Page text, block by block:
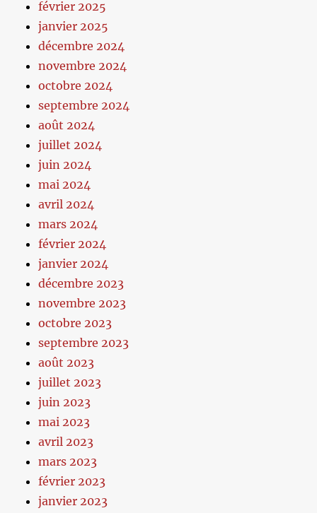
février 2025
janvier 2025
décembre 2024
novembre 2024
octobre 2024
septembre 2024
août 2024
juillet 2024
juin 2024
mai 2024
avril 2024
mars 2024
février 2024
janvier 2024
décembre 2023
novembre 2023
octobre 2023
septembre 2023
août 2023
juillet 2023
juin 2023
mai 2023
avril 2023
mars 2023
février 2023
janvier 2023